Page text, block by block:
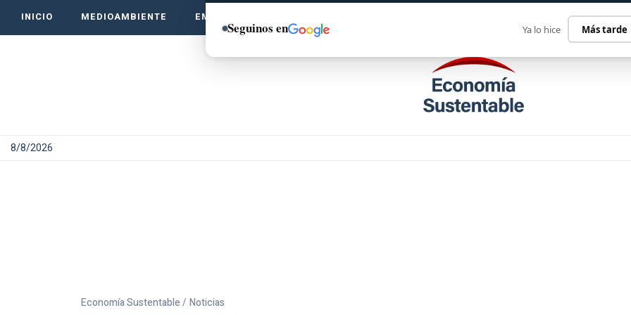
INICIO MEDIOAMBIENTE EMPRENDE VERDE
8/8/2026
Economía Sustentable / Noticias
Seguinos en Ya lo hice Más tarde